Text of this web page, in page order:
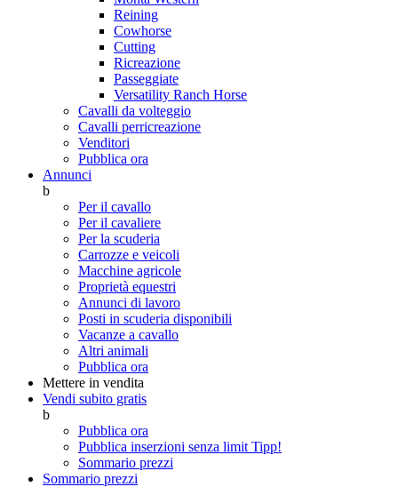
Reining
Cowhorse
Cutting
Ricreazione
Passeggiate
Versatility Ranch Horse
Cavalli da volteggio
Cavalli perricreazione
Venditori
Pubblica ora
Annunci
b
Per il cavallo
Per il cavaliere
Per la scuderia
Carrozze e veicoli
Macchine agricole
Proprietà equestri
Annunci di lavoro
Posti in scuderia disponibili
Vacanze a cavallo
Altri animali
Pubblica ora
Mettere in vendita
Vendi subito gratis
b
Pubblica ora
Pubblica inserzioni senza limit Tipp!
Sommario prezzi
Sommario prezzi